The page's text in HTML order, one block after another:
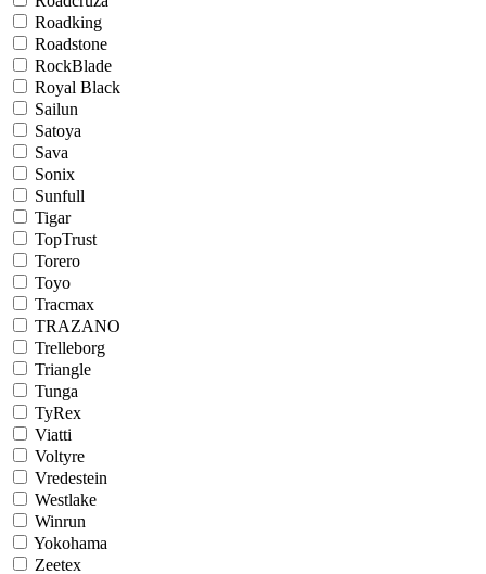
Roadking
Roadstone
RockBlade
Royal Black
Sailun
Satoya
Sava
Sonix
Sunfull
Tigar
TopTrust
Torero
Toyo
Tracmax
TRAZANO
Trelleborg
Triangle
Tunga
TyRex
Viatti
Voltyre
Vredestein
Westlake
Winrun
Yokohama
Zeetex